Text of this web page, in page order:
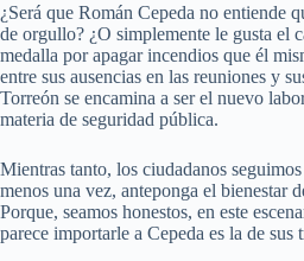
¿Será que Román Cepeda no entiende
de orgullo? ¿O simplemente le gusta el
medalla por apagar incendios que él
entre sus ausencias en las reuniones y
Torreón se encamina a ser el nuevo
materia de seguridad pública.
Mientras tanto, los ciudadanos
menos una vez, anteponga el bienestar
Porque, seamos honestos, en este
parece importarle a Cepeda es la de sus